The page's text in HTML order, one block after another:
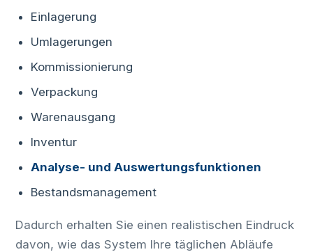
Einlagerung
Umlagerungen
Kommissionierung
Verpackung
Warenausgang
Inventur
Analyse- und Auswertungsfunktionen
Bestandsmanagement
Dadurch erhalten Sie einen realistischen Eindruck
davon, wie das System Ihre täglichen Abläufe